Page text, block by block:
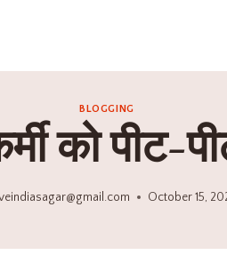
BLOGGING
को पीट-
October 15,